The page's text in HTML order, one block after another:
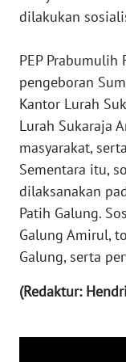
dilakukan
‎PEP
pengeboran
Kantor Lurah
Lurah Sukaraja
masyarakat,
Sementara itu,
dilaksanakan
Patih Galung.
Galung Amirul,
Galung, serta
(Redaktur:
WN
KALSEL
WN
KALTIM
WN
SULSEL
GORONTALO